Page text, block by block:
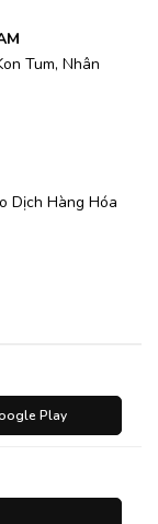
Tum, Nhân
Dịch Hàng Hóa
Play